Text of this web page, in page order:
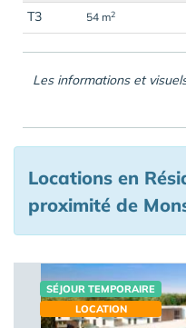
T3
54 m2
Les informations et
Locations en
proximité de
SÉJOUR TEMPORAIRE
LOCATION